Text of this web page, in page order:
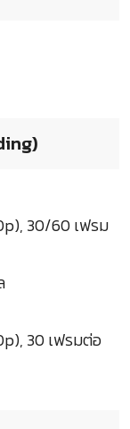
30/60 เฟรม
30 เฟรมต่อ